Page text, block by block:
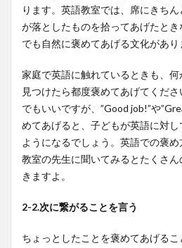
ります。英語教室では、席にきち
が落としたものを拾ってあげたと
でも自然に褒めてあげる文化があり
家庭で英語に触れているときも、
見つけたら都度褒めてあげてくだ
でもいいですが、”Good job!”や
めてあげると、子どもが英語に対
ようになるでしょう。英語での褒め
教室の先生に聞いてみるとたくさ
きますよ。
2-2.次に繋がることを言う
ちょっとしたことを褒めてあげる